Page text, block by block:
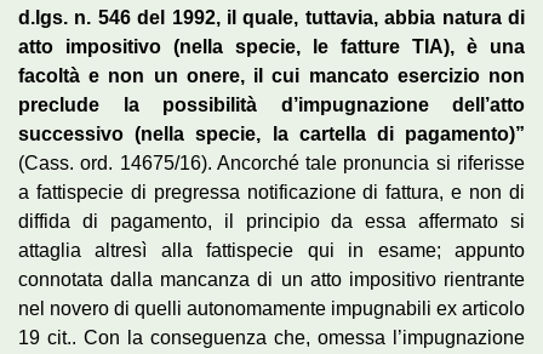
d.lgs. n. 546 del 1992, il quale, tuttavia, abbia natura di
atto impositivo (nella specie, le fatture TIA), è una
facoltà e non un onere, il cui mancato esercizio non
preclude la possibilità d’impugnazione dell’atto
successivo (nella specie, la cartella di pagamento)”
(Cass. ord. 14675/16). Ancorché tale pronuncia si riferisse
a fattispecie di pregressa notificazione di fattura, e non di
diffida di pagamento, il principio da essa affermato si
attaglia altresì alla fattispecie qui in esame; appunto
connotata dalla mancanza di un atto impositivo rientrante
nel novero di quelli autonomamente impugnabili ex articolo
19 cit.. Con la conseguenza che, omessa l’impugnazione